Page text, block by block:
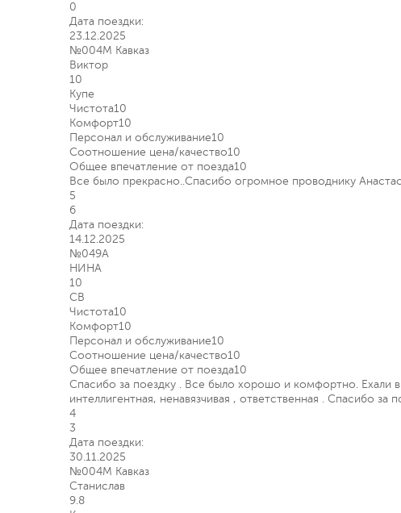
0
Дата поездки:
23.12.2025
№004М Кавказ
Виктор
10
Купе
Чистота10
Комфорт10
Персонал и обслуживание10
Соотношение цена/качество10
Общее впечатление от поезда10
Все было прекрасно..Спасибо огромное проводнику
5
6
Дата поездки:
14.12.2025
№049А
НИНА
10
СВ
Чистота10
Комфорт10
Персонал и обслуживание10
Соотношение цена/качество10
Общее впечатление от поезда10
Спасибо за поездку . Все было хорошо и комфортно.
интеллигентная, ненавязчивая , ответственная . Спасибо за
4
3
Дата поездки:
30.11.2025
№004М Кавказ
Станислав
9.8